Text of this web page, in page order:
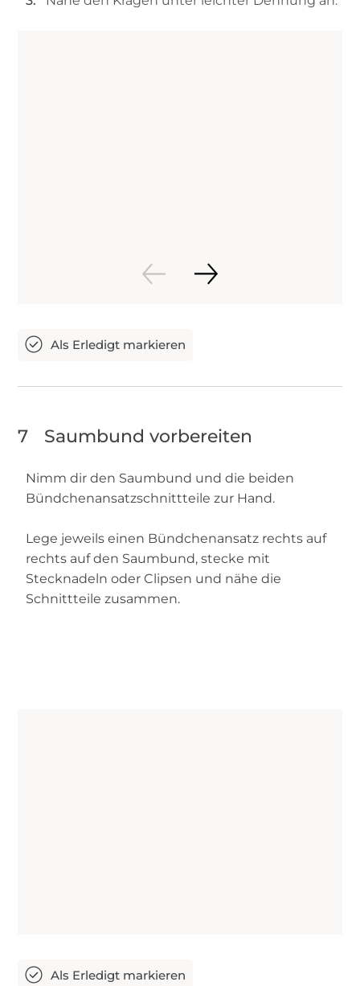
7 Saumbund vorbereiten
Nimm dir den Saumbund und die beiden
Bündchenansatzschnittteile zur Hand.
Lege jeweils einen Bündchenansatz rechts auf
rechts auf den Saumbund, stecke mit
Stecknadeln oder Clipsen und nähe die
Schnittteile zusammen.